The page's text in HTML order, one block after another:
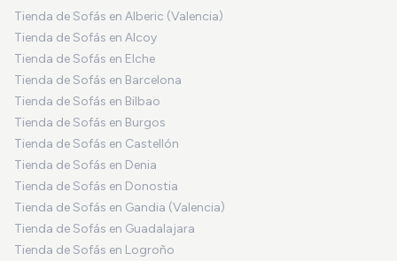
Tienda de Sofás en Alberic (Valencia)
Tienda de Sofás en Alcoy
Tienda de Sofás en Elche
Tienda de Sofás en Barcelona
Tienda de Sofás en Bilbao
Tienda de Sofás en Burgos
Tienda de Sofás en Castellón
Tienda de Sofás en Denia
Tienda de Sofás en Donostia
Tienda de Sofás en Gandia (Valencia)
Tienda de Sofás en Guadalajara
Tienda de Sofás en Logroño